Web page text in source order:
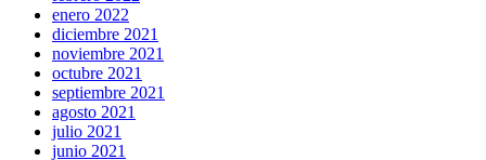
enero 2022
diciembre 2021
noviembre 2021
octubre 2021
septiembre 2021
agosto 2021
julio 2021
junio 2021